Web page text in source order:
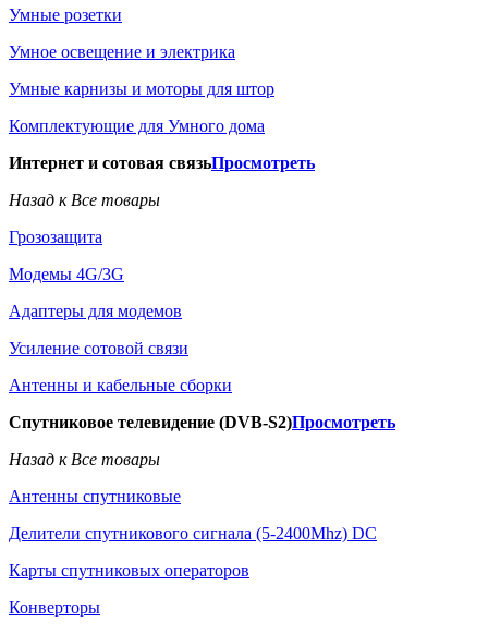
Умные розетки
Умное освещение и электрика
Умные карнизы и моторы для штор
Комплектующие для Умного дома
Интернет и сотовая связьПросмотреть
Назад к Все товары
Грозозащита
Модемы 4G/3G
Адаптеры для модемов
Усиление сотовой связи
Антенны и кабельные сборки
Спутниковое телевидение (DVB-S2)Просмотреть
Назад к Все товары
Антенны спутниковые
Делители спутникового сигнала (5-2400Mhz) DC
Карты спутниковых операторов
Конверторы